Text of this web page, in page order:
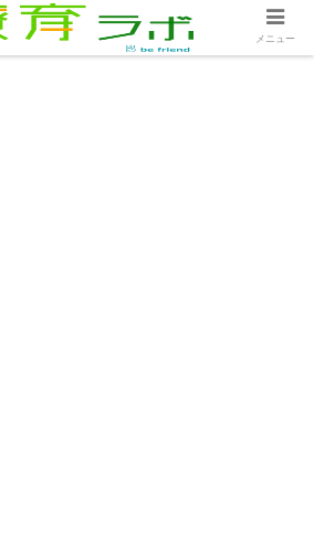
虐待？子どものお手伝いを考える│コ
メニュー